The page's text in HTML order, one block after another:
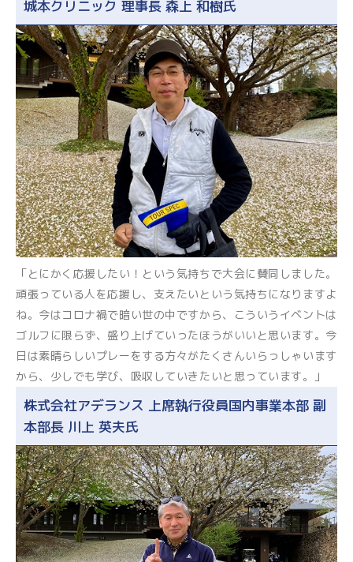
城本クリニック 理事長 森上 和樹氏
「とにかく応援したい！という気持ちで大会に賛同しました。
頑張っている人を応援し、支えたいという気持ちになりますよ
ね。今はコロナ禍で暗い世の中ですから、こういうイベントは
ゴルフに限らず、盛り上げていったほうがいいと思います。今
日は素晴らしいプレーをする方々がたくさんいらっしゃいます
から、少しでも学び、吸収していきたいと思っています。」
株式会社アデランス 上席執行役員国内事業本部 副
本部長 川上 英夫氏